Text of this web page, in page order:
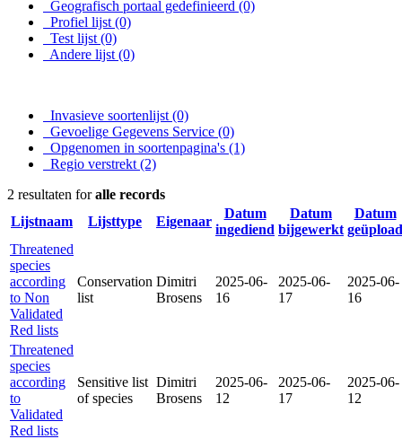
Geografisch portaal gedefinieerd (0)
Profiel lijst (0)
Test lijst (0)
Andere lijst (0)
Invasieve soortenlijst (0)
Gevoelige Gegevens Service (0)
Opgenomen in soortenpagina's (1)
Regio verstrekt (2)
2 resultaten foralle records
Lijstnaam
Lijsttype Eigenaar
Datum
ingediend
Datum
bijgewerkt
Datum
geüpload
Threatened
species
according
to Non
Validated
Red lists
Conservation
list
Dimitri
Brosens
2025-06-
16
2025-06-
17
2025-06-
16
Threatened
species
according
to
Validated
Red lists
Sensitive list
of species
Dimitri
Brosens
2025-06-
12
2025-06-
17
2025-06-
12